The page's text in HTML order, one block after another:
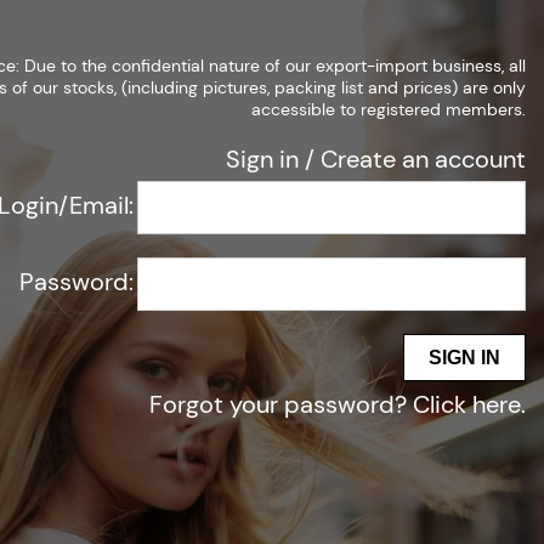
Anmelden
sind nur für registrierte Mitglieder.
Due to the confidential nature of our export-import business, all
of our stocks, (including pictures, packing list and prices) are only
accessible to registered members.
Sign in / Create an account
Email:
Password:
SIGN IN
Forgot your password?Click here.